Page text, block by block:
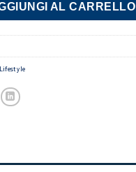
AL CARRELLO